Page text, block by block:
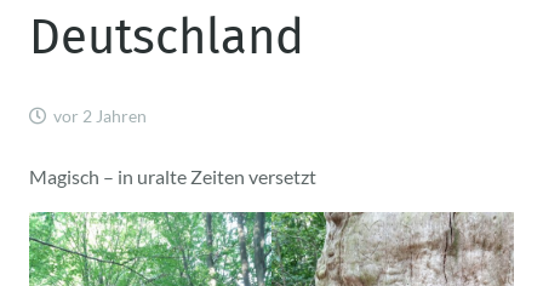
Deutschland
vor 2 Jahren
Magisch – in uralte Zeiten versetzt